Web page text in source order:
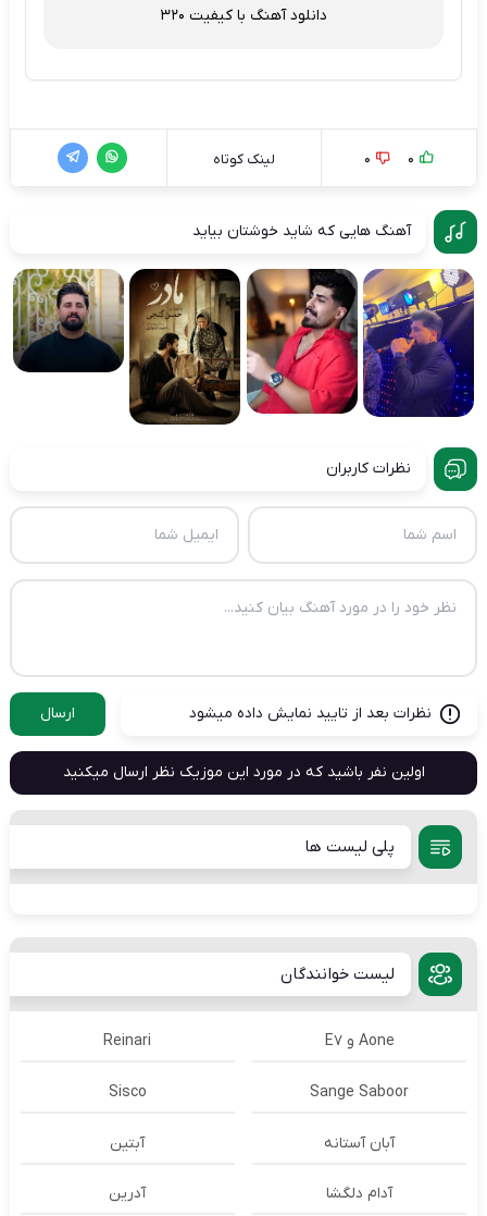
دانلود آهنگ با کیفیت 320
0
0 لینک کوتاه
آهنگ هایی که شاید خوشتان بیاید
نظرات کاربران
نظرات بعد از تایید نمایش داده میشود ارسال
اولین نفر باشید که در مورد این موزیک نظر ارسال میکنید
پلی لیست ها
لیست خوانندگان
Aone و E7 Reinari
Sange Saboor
Sisco
آبان آستانه آبتین
آدام دلگشا آدرين